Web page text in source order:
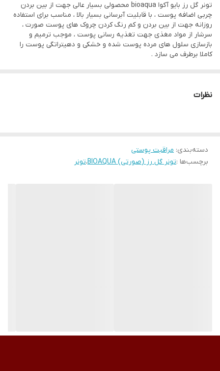
سازگار با پوست‌های انواع پوست
صادر کننده مجوز سازمان غذا و دارو
تونر گل رز بایو آکوا bioaqua محصولی بسیار عالی جهت از بین بردن
چربی اضافه پوست ، با قابلیت آبرسانی بسیار بالا ، مناسب برای استفاده
روزانه جهت از بین بردن و کم رنگ کردن چروک های پوست صورت ،
سرشار از مواد مغذی جهت تغذیه رسانی پوست ، موجب ترمیم و
بازسازی سلول های مرده پوست شده و خشکی و دهیتراتگی پوست را
کاملا برطرف می سازد .
نظرات
دسته‌بندی: مراقبت پوستی
برچسب‌ها :تونر گل رز (صورتی) BIOAQUA ،تونر